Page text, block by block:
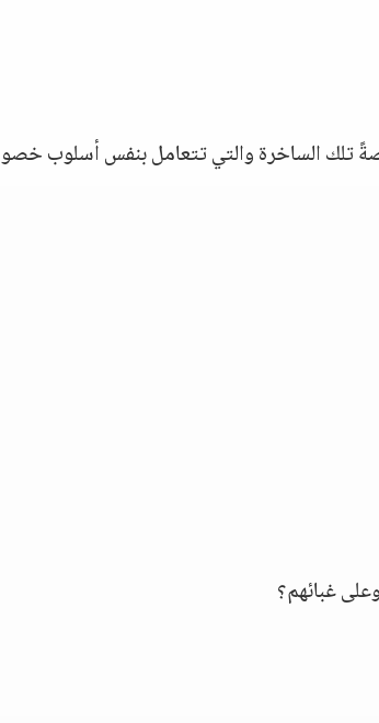
تلك الساخرة والتي تتعامل بنفس أسلوب
غبائهم؟